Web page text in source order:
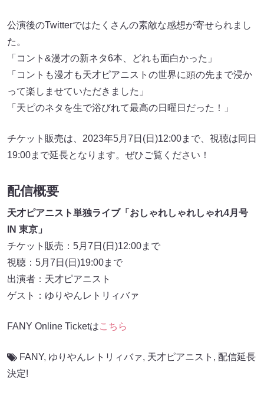
公演後のTwitterではたくさんの素敵な感想が寄せられまし
た。
「コント&漫才の新ネタ6本、どれも面白かった」
「コントも漫才も天才ピアニストの世界に頭の先まで浸か
って楽しませていただきました」
「天ピのネタを生で浴びれて最高の日曜日だった！」
チケット販売は、2023年5月7日(日)12:00まで、視聴は同日
19:00まで延長となります。ぜひご覧ください！
配信概要
天才ピアニスト単独ライブ「おしゃれしゃれしゃれ4月号
IN 東京」
チケット販売：5月7日(日)12:00まで
視聴：5月7日(日)19:00まで
出演者：天才ピアニスト
ゲスト：ゆりやんレトリィバァ
FANY Online Ticketはこちら
FANY, ゆりやんレトリィバァ, 天才ピアニスト , 配信延長
決定!